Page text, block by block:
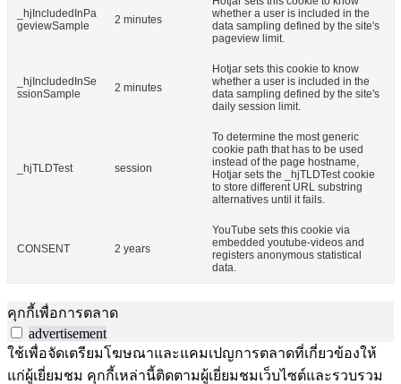
_hjIncludedInPa
geviewSample
2 minutes
whether a user is included in the
data sampling defined by the site's
pageview limit.
_hjIncludedInSe
ssionSample
2 minutes
Hotjar sets this cookie to know
whether a user is included in the
data sampling defined by the site's
daily session limit.
_hjTLDTest session
To determine the most generic
cookie path that has to be used
instead of the page hostname,
Hotjar sets the _hjTLDTest cookie
to store different URL substring
alternatives until it fails.
CONSENT 2 years
YouTube sets this cookie via
embedded youtube-videos and
registers anonymous statistical
data.
คุกกี้เพื่อการตลาด
advertisement
ใช้เพื่อจัดเตรียมโฆษณาและแคมเปญการตลาดที่เกี่ยวข้องให้
แก่ผู้เยี่ยมชม คุกกี้เหล่านี้ติดตามผู้เยี่ยมชมเว็บไซต์และรวบรวม